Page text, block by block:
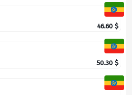
46.60 $
50.30 $